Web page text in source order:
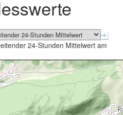
schließen
24-Stunden Mittelwert am